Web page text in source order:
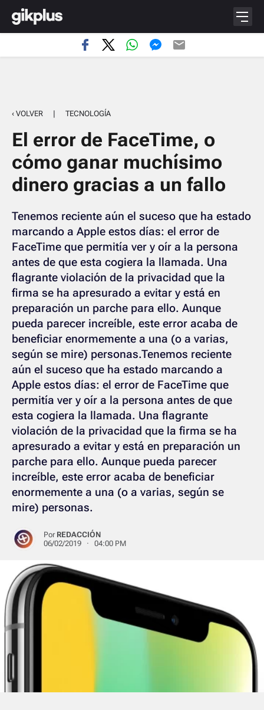
‹ VOLVER | TECNOLOGÍA
El error de FaceTime, o
cómo ganar muchísimo
dinero gracias a un fallo
Tenemos reciente aún el suceso que ha estado
marcando a Apple estos días: el error de
FaceTime que permitía ver y oír a la persona
antes de que esta cogiera la llamada. Una
flagrante violación de la privacidad que la
firma se ha apresurado a evitar y está en
preparación un parche para ello. Aunque
pueda parecer increíble, este error acaba de
beneficiar enormemente a una (o a varias,
según se mire) personas.Tenemos reciente
aún el suceso que ha estado marcando a
Apple estos días: el error de FaceTime que
permitía ver y oír a la persona antes de que
esta cogiera la llamada. Una flagrante
violación de la privacidad que la firma se ha
apresurado a evitar y está en preparación un
parche para ello. Aunque pueda parecer
increíble, este error acaba de beneficiar
enormemente a una (o a varias, según se
mire) personas.
Por REDACCIÓN
06/02/2019 · 04:00 PM